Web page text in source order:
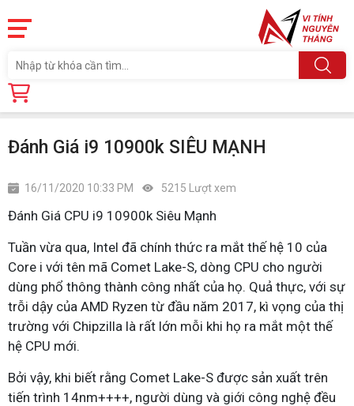
Trang chủ
Đánh Giá i9 10900k SIÊU MẠNH
16/11/2020 10:33 PM 5215 Lượt xem
Đánh Giá CPU i9 10900k Siêu Mạnh
Tuần vừa qua, Intel đã chính thức ra mắt thế hệ 10 của
Core i với tên mã Comet Lake-S, dòng CPU cho người
dùng phổ thông thành công nhất của họ. Quả thực, với sự
trỗi dậy của AMD Ryzen từ đầu năm 2017, kì vọng của thị
trường với Chipzilla là rất lớn mỗi khi họ ra mắt một thế
hệ CPU mới.
Bởi vậy, khi biết rằng Comet Lake-S được sản xuất trên
tiến trình 14nm++++, người dùng và giới công nghệ đều